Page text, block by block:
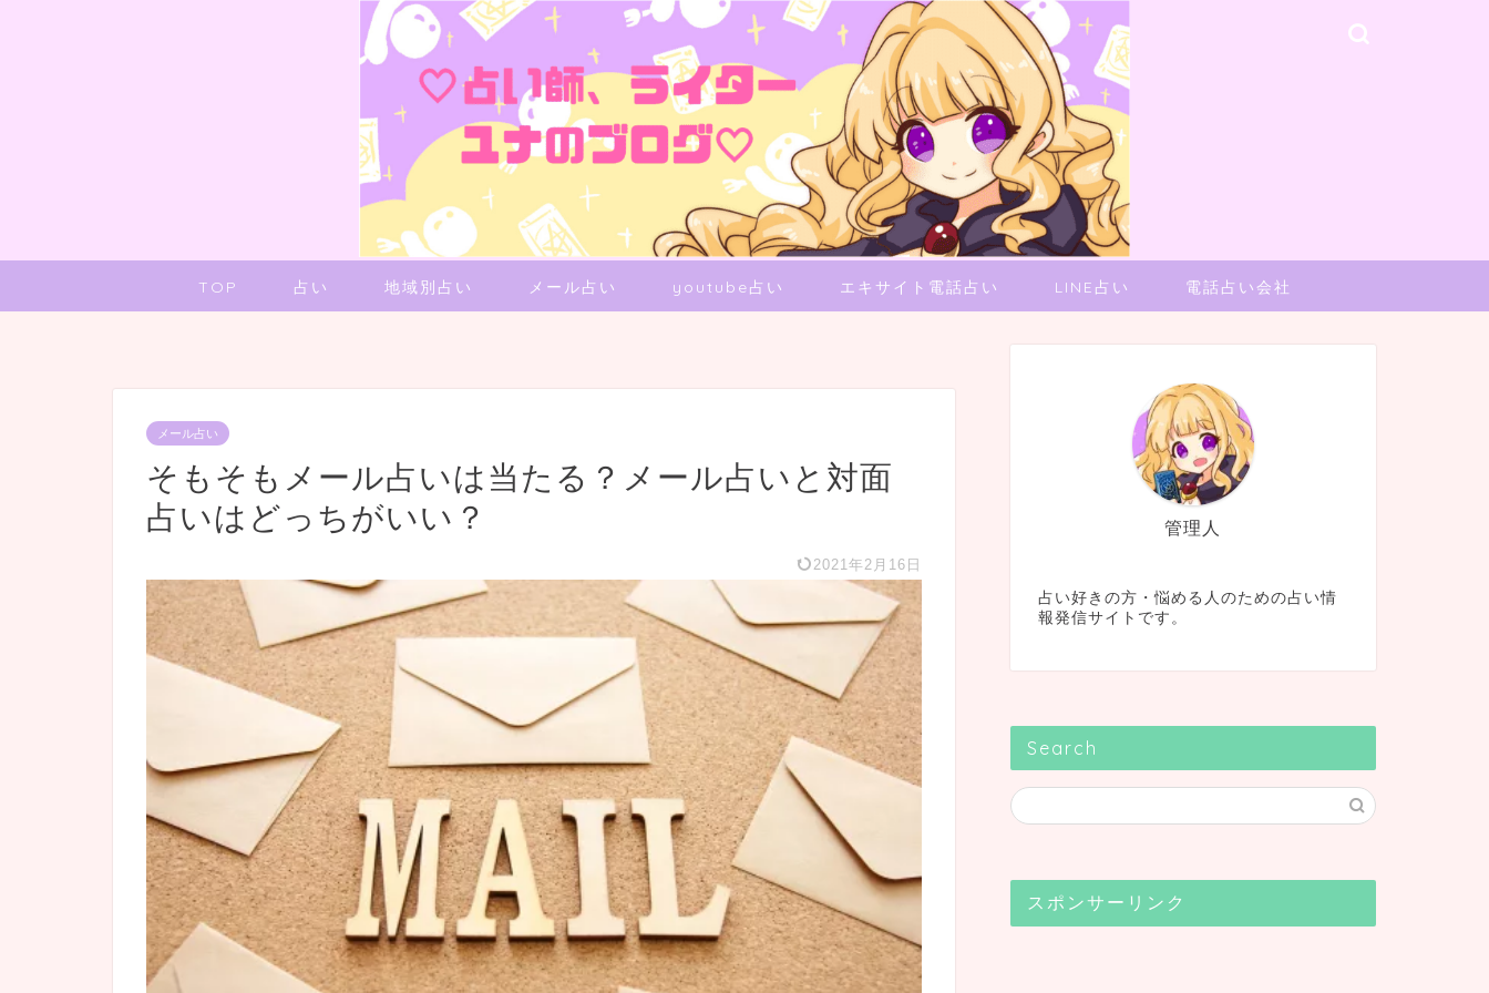
TOP 占い 地域別占い メール占い youtube占い エキサイト電話占い LINE占い 電話占い会社
メール占い
そもそもメール占いは当たる？メール占いと対面
占いはどっちがいい？
2021年2月16日
管理人
占い好きの方・悩める人のための占い情
報発信サイトです。
Search
スポンサーリンク